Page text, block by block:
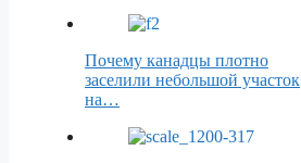
Почему канадцы плотно
заселили небольшой участок
на…